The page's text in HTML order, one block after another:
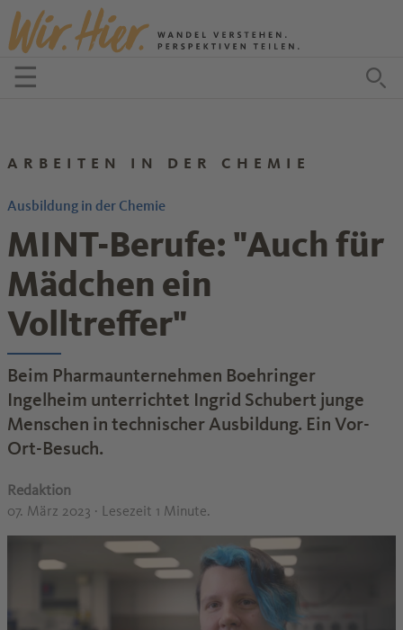
Zum Inhalt springen
☰Menü öffnen
ARBEITEN IN DER CHEMIE
Ausbildung in der Chemie
MINT-Berufe: "Auch für
Mädchen ein
Volltreffer"
Beim Pharmaunternehmen Boehringer
Ingelheim unterrichtet Ingrid Schubert junge
Menschen in technischer Ausbildung. Ein Vor-
Ort-Besuch.
Redaktion
07. März 2023 · Lesezeit 1 Minute.